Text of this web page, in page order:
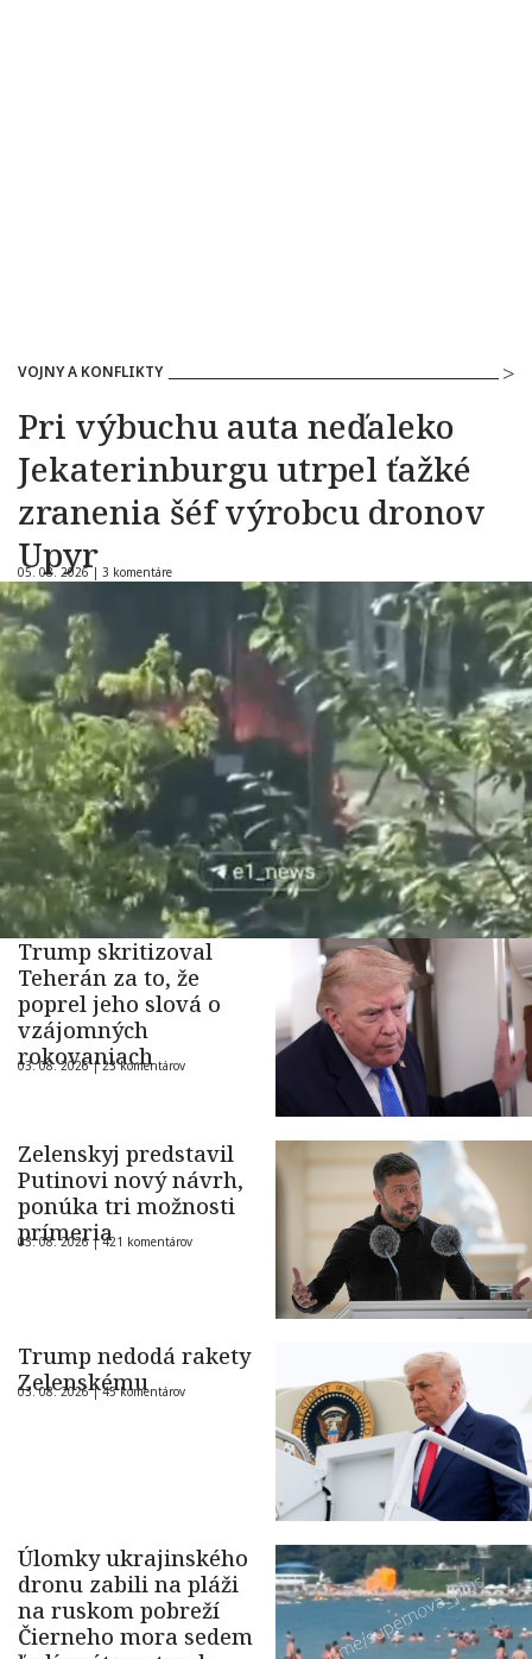
VOJNY A KONFLIKTY
Pri výbuchu auta neďaleko
Jekaterinburgu utrpel ťažké
zranenia šéf výrobcu dronov
Upyr
05. 08. 2026 | 3 komentáre
Trump skritizoval
Teherán za to, že
poprel jeho slová o
vzájomných
rokovaniach
03. 08. 2026 |23 komentárov
Zelenskyj predstavil
Putinovi nový návrh,
ponúka tri možnosti
prímeria
03. 08. 2026 |421 komentárov
Trump nedodá rakety
Zelenskému
03. 08. 2026 |45 komentárov
Úlomky ukrajinského
dronu zabili na pláži
na ruskom pobreží
Čierneho mora sedem